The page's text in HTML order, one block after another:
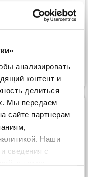
анализировать
контент и
делиться
Мы передаем
сайте партнерам
Наши
сведения с
LLOYD Select